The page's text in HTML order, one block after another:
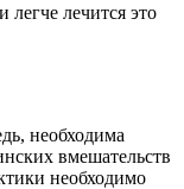
легче лечится это
необходима
вмешательств
необходимо